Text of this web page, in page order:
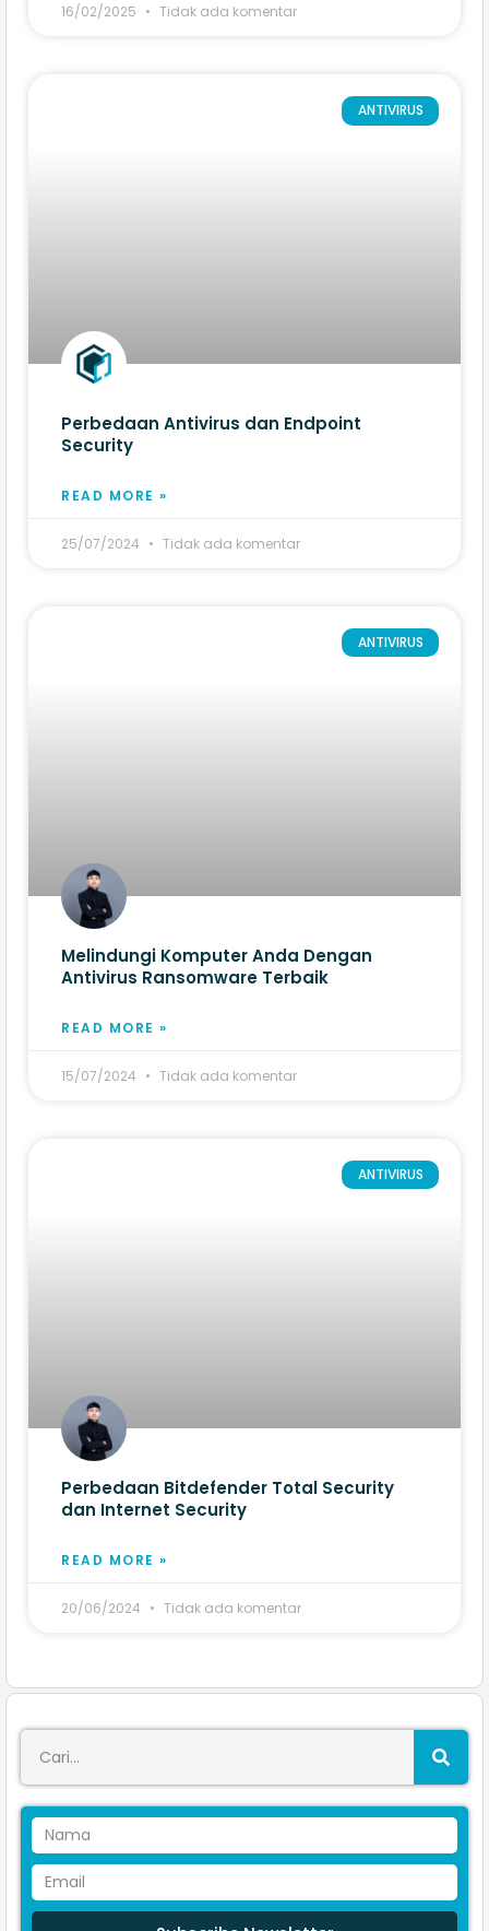
16/02/2025 Tidak ada komentar
ANTIVIRUS
Perbedaan Antivirus dan Endpoint
Security
READ MORE »
25/07/2024 Tidak ada komentar
ANTIVIRUS
Melindungi Komputer Anda Dengan
Antivirus Ransomware Terbaik
READ MORE »
15/07/2024 Tidak ada komentar
ANTIVIRUS
Perbedaan Bitdefender Total Security
dan Internet Security
READ MORE »
20/06/2024 Tidak ada komentar